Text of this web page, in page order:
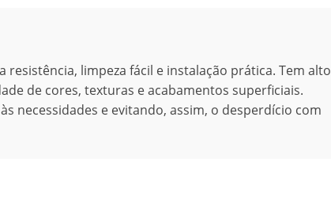
limpeza fácil e instalação prática. Tem alto
de cores, texturas e acabamentos superficiais.
necessidades e evitando, assim, o desperdício com